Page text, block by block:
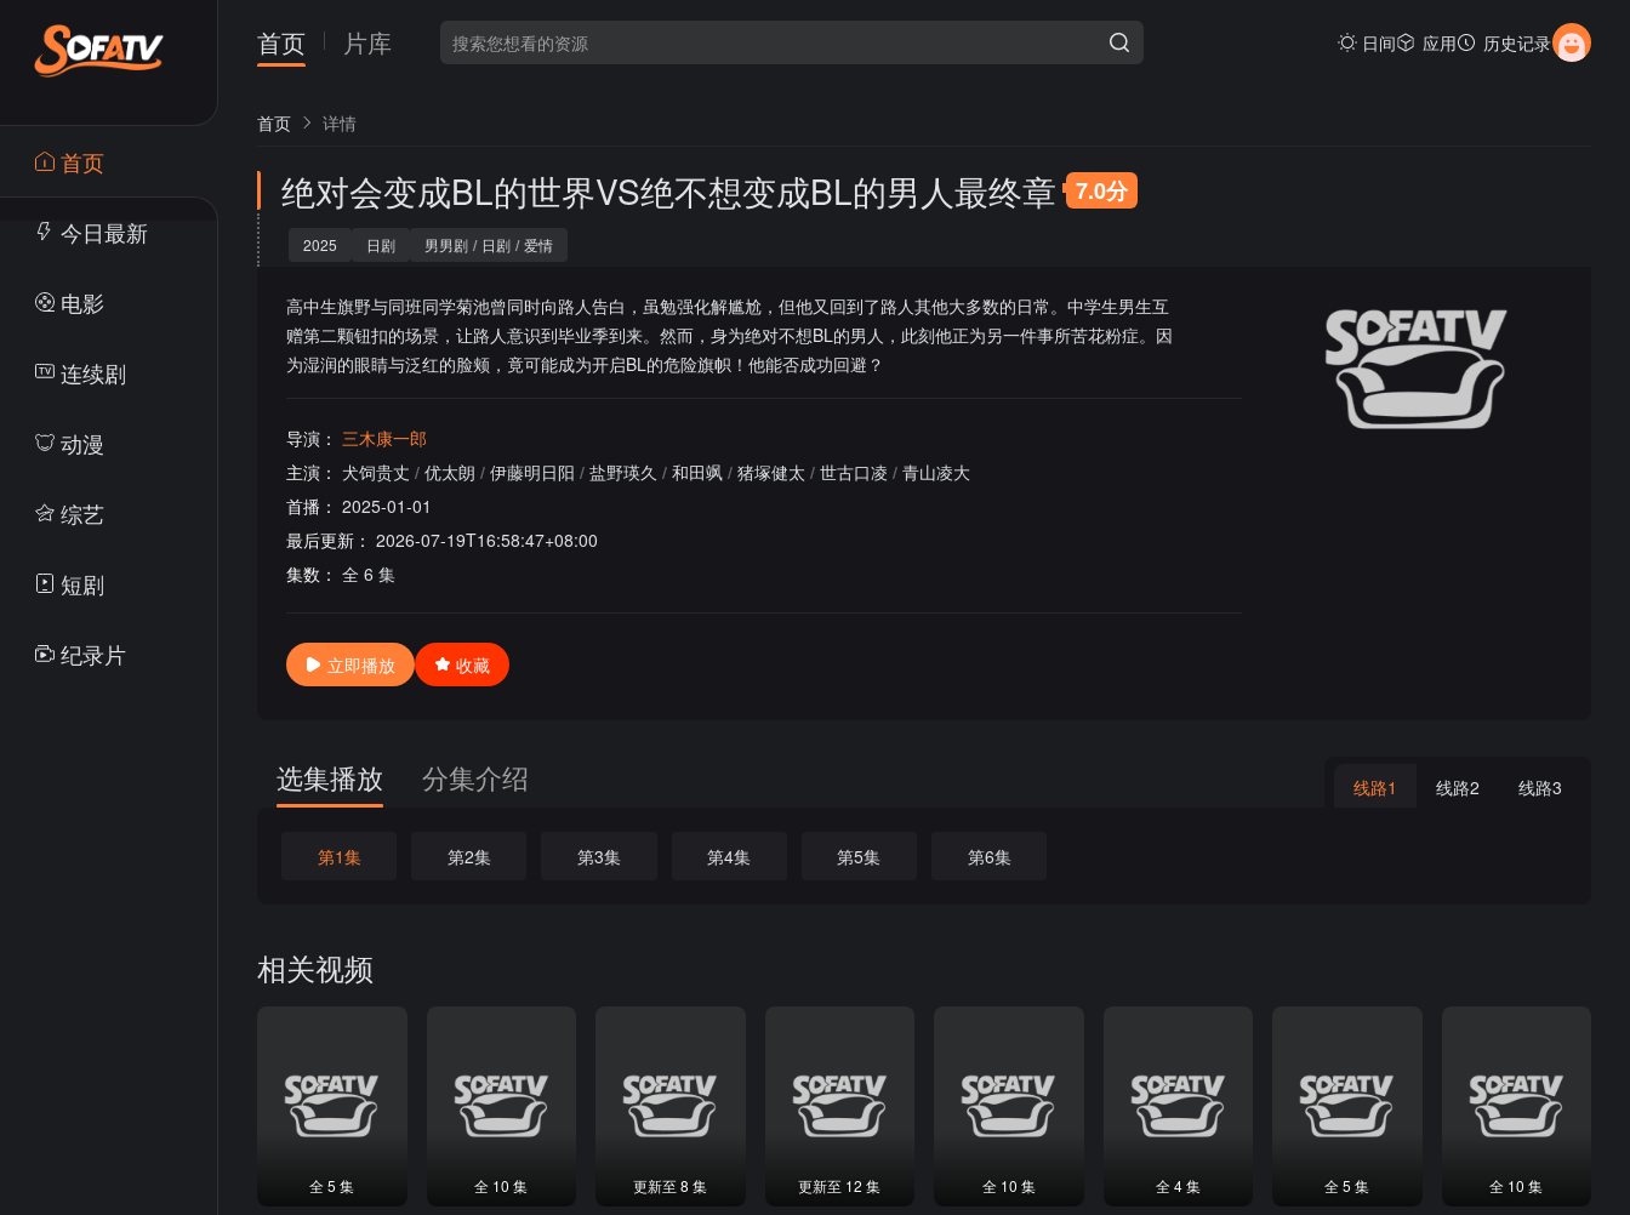
首页
今日最新
电影
连续剧
动漫
综艺
短剧
纪录片
首页 片库 日间 应用 历史记录
首页 详情
绝对会变成BL的世界VS绝不想变成BL的男人最终章 7.0分
2025 日剧 男男剧 / 日剧 / 爱情
高中生旗野与同班同学菊池曾同时向路人告白，虽勉强化解尴尬，但他又回到了路人其他大多数的日常。中学生男生互
赠第二颗钮扣的场景，让路人意识到毕业季到来。然而，身为绝对不想BL的男人，此刻他正为另一件事所苦花粉症。因
为湿润的眼睛与泛红的脸颊，竟可能成为开启BL的危险旗帜！他能否成功回避？
导演： 三木康一郎
主演： 犬饲贵丈 / 优太朗 / 伊藤明日阳 / 盐野瑛久 / 和田飒 / 猪塚健太 / 世古口凌 / 青山凌大
首播： 2025-01-01
最后更新： 2026-07-19T16:58:47+08:00
集数： 全 6 集
立即播放 收藏
选集播放 分集介绍 线路1 线路2 线路3
第1集 第2集 第3集 第4集 第5集 第6集
相关视频
全 5 集 全 10 集 更新至 8 集 更新至 12 集 全 10 集 全 4 集 全 5 集 全 10 集